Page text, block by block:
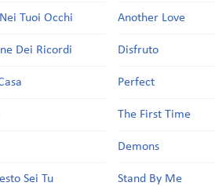
Tuoi Occhi
Dei Ricordi
Sei Tu
Another Love
Disfruto
Perfect
The First Time
Demons
Stand By Me